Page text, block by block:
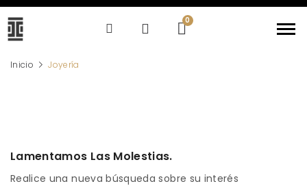
Inicio Joyería
Lamentamos Las Molestias.
Realice una nueva búsqueda sobre su interés